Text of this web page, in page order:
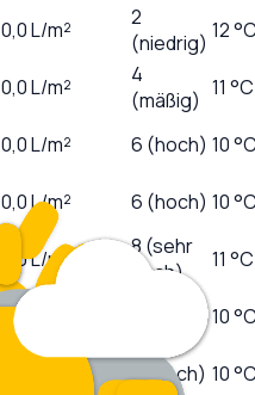
0,0L/m²
2
(niedrig) 12
0,0L/m²
4
(mäßig) 11 °C
0,0L/m² 6 (hoch) 10
0,0L/m² 6 (hoch) 10
0,0L/m²
8 (sehr
hoch)
11 °C
0,0
10
7 (hoch) 10